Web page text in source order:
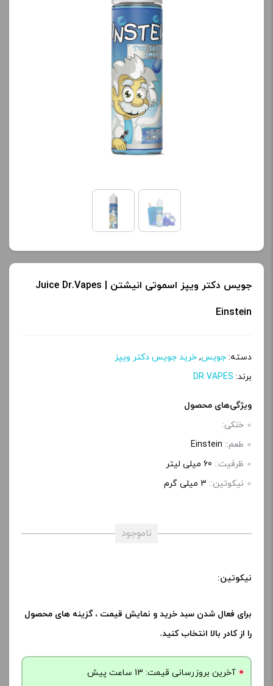
جویس دکتر ویپز اسموتی انیشتن | Juice Dr.Vapes
Einstein
دسته: جویس, خرید جویس دکتر ویپز
برند: DR VAPES
ویژگی‌های محصول
خنکی:
طعم:: Einstein
ظرفیت:: 60 میلی‌ لیتر
نیکوتین:: 3 میلی‌ گرم
ناموجود
نیکوتین:
برای فعال شدن سبد خرید و نمایش قیمت ، گزینه های محصول
را از کادر بالا انتخاب کنید.
آخرین بروزرسانی قیمت: 13 ساعت پیش